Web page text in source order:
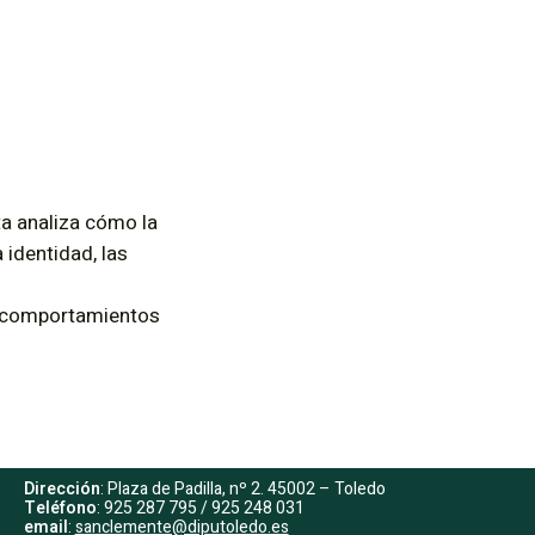
analiza cómo la
las
Dirección: Plaza de Padilla, nº 2. 45002 – Toledo
Teléfono: 925 287 795 / 925 248 031
email:sanclemente@diputoledo.es